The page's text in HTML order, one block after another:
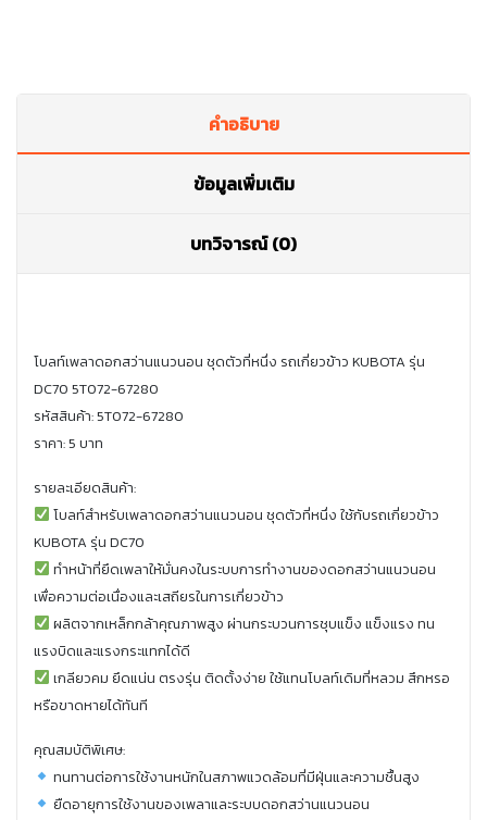
คำอธิบาย
ข้อมูลเพิ่มเติม
บทวิจารณ์ (0)
โบลท์เพลาดอกสว่านแนวนอน ชุดตัวที่หนึ่ง รถเกี่ยวข้าว KUBOTA รุ่น
DC70 5T072-67280
รหัสสินค้า: 5T072-67280
ราคา: 5 บาท
รายละเอียดสินค้า:
โบลท์สำหรับเพลาดอกสว่านแนวนอน ชุดตัวที่หนึ่ง ใช้กับรถเกี่ยวข้าว
KUBOTA รุ่น DC70
ทำหน้าที่ยึดเพลาให้มั่นคงในระบบการทำงานของดอกสว่านแนวนอน
เพื่อความต่อเนื่องและเสถียรในการเกี่ยวข้าว
ผลิตจากเหล็กกล้าคุณภาพสูง ผ่านกระบวนการชุบแข็ง แข็งแรง ทน
แรงบิดและแรงกระแทกได้ดี
เกลียวคม ยึดแน่น ตรงรุ่น ติดตั้งง่าย ใช้แทนโบลท์เดิมที่หลวม สึกหรอ
หรือขาดหายได้ทันที
คุณสมบัติพิเศษ:
ทนทานต่อการใช้งานหนักในสภาพแวดล้อมที่มีฝุ่นและความชื้นสูง
ยืดอายุการใช้งานของเพลาและระบบดอกสว่านแนวนอน